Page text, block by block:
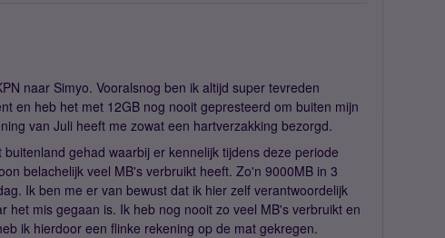
naar Simyo. Vooralsnog ben ik altijd super tevreden
en heb het met 12GB nog nooit gepresteerd om buiten mijn
van Juli heeft me zowat een hartverzakking bezorgd.
gehad waarbij er kennelijk tijdens deze periode
belachelijk veel MB's verbruikt heeft. Zo'n 9000MB in 3
Ik ben me er van bewust dat ik hier zelf verantwoordelijk
het mis gegaan is. Ik heb nog nooit zo veel MB's verbruikt en
ik hierdoor een flinke rekening op de mat gekregen.